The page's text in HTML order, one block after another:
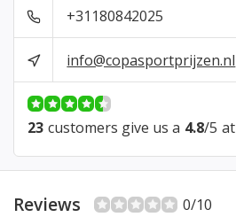
+31180842025
info@copasportprijzen.nl
23 customers give us a 4.8/5 at
Reviews 0/10